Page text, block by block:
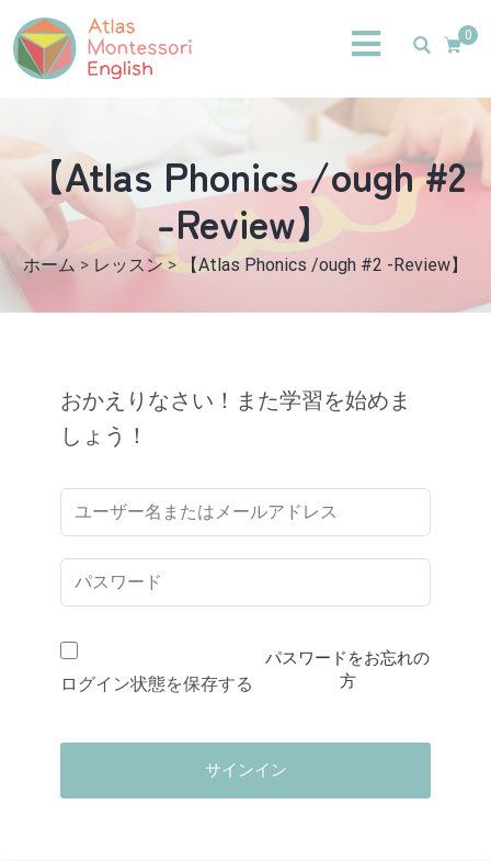
0
【Atlas Phonics /ough #2
-Review】
ホーム > レッスン> 【Atlas Phonics /ough #2 -Review】
おかえりなさい！また学習を始めま
しょう！
ログイン状態を保存する
パスワードをお忘れの
方
サインイン